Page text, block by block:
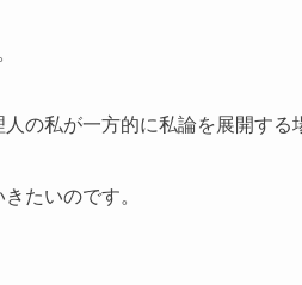
の私が一方的に私論を展開する
たいのです。